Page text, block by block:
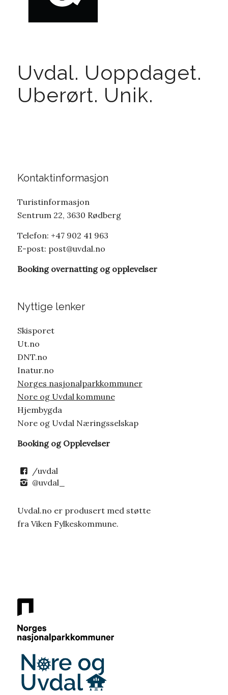
Uvdal. Uoppdaget.
Uberørt. Unik.
Kontaktinformasjon
Turistinformasjon
Sentrum 22, 3630 Rødberg
Telefon: +47 902 41 963
E-post: post@uvdal.no
Booking overnatting og opplevelser
Nyttige lenker
Skisporet
Ut.no
DNT.no
Inatur.no
Norges nasjonalparkkommuner
Nore og Uvdal kommune
Hjembygda
Nore og Uvdal Næringsselskap
Booking og Opplevelser
/uvdal
@uvdal_
Uvdal.no er produsert med støtte
fra Viken Fylkeskommune.